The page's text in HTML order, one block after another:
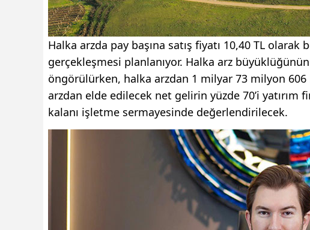
Halka arzda pay başına satış fiyatı 10,40 TL
gerçekleşmesi planlanıyor. Halka arz
öngörülürken, halka arzdan 1 milyar 73 milyon
arzdan elde edilecek net gelirin yüzde 70’i yatırım
kalanı işletme sermayesinde değerlendirilecek.